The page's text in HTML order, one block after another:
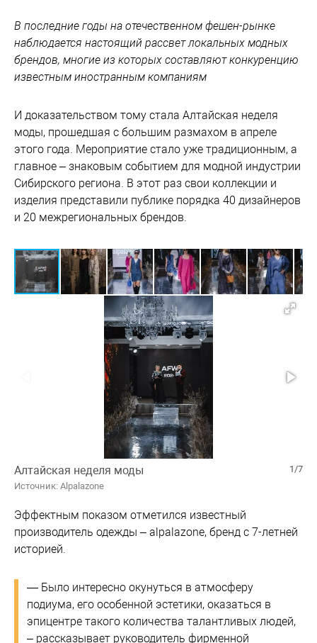
В последние годы на отечественном фешен-рынке
наблюдается настоящий рассвет локальных модных
брендов, многие из которых составляют конкуренцию
известным иностранным компаниям
И доказательством тому стала Алтайская неделя
моды, прошедшая с большим размахом в апреле
этого года. Мероприятие стало уже традиционным, а
главное – знаковым событием для модной индустрии
Сибирского региона. В этот раз свои коллекции и
изделия представили публике порядка 40 дизайнеров
и 20 межрегиональных брендов.
1/7
Алтайская неделя моды
Источник: Alpalazone
Эффектным показом отметился известный
производитель одежды – alpalazone, бренд с 7-летней
историей.
— Было интересно окунуться в атмосферу
подиума, его особенной эстетики, оказаться в
эпицентре такого количества талантливых людей,
– рассказывает руководитель фирменной